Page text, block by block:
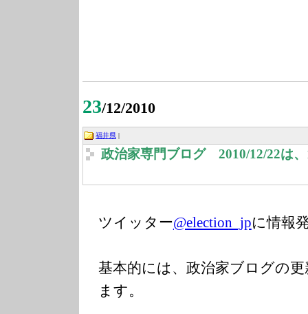
23/12/2010
福井県
政治家専門ブログ 2010/12/22は
ツイッター@election_jpに情報
基本的には、政治家ブログの
ます。